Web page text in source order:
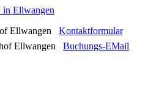
Kontaktformular
Buchungs-EMail